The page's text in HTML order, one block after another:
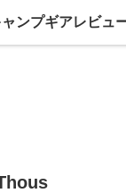
ャンプギアレビュ